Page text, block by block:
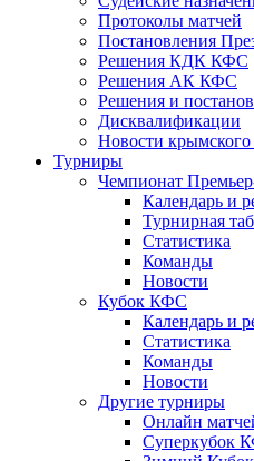
Протоколы матчей
Постановления
Решения КДК КФС
Решения АК КФС
Решения и
Дисквалификации
Новости крымского
Турниры
Чемпионат
Календарь и
Турнирная
Статистика
Команды
Новости
Кубок КФС
Календарь и
Статистика
Команды
Новости
Другие турниры
Онлайн
Суперкубок